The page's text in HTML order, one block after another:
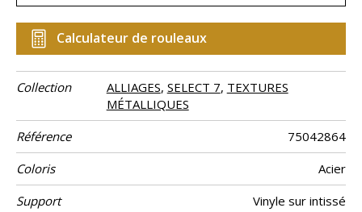
Calculateur de rouleaux
Collection ALLIAGES, SELECT 7, TEXTURES
MÉTALLIQUES
Référence
75042864
Coloris
Acier
Support
Vinyle sur intissé